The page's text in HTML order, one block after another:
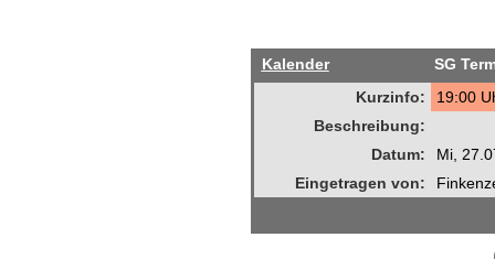
Kalender
SG
Kurzinfo:
19:00
Beschreibung:
Datum:
Mi,
Eingetragen von: